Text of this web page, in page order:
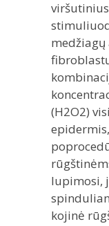
(H2O2)
lupimosi,
kojinė